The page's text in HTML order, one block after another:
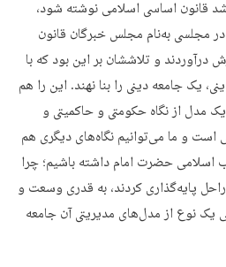
قانون اساسی اسلامی نوشته شود،
در مجلسی به­‌نام مجلس خبرگان قانون
درآوردند و تلاششان بر این بود که با
یک جامعه دینی را بنا نهند. این را هم
مدل از نگاه حکومتی و حاکمیتی و
است و ما می‌­توانیم نگاه‌­های دیگری هم
اسلامی حضرت امام داشته باشیم؛ چرا
پایه­‌گذاری کردند، به قدری وسعت و
نوع از مدل‌­های مدیریتی آن جامعه